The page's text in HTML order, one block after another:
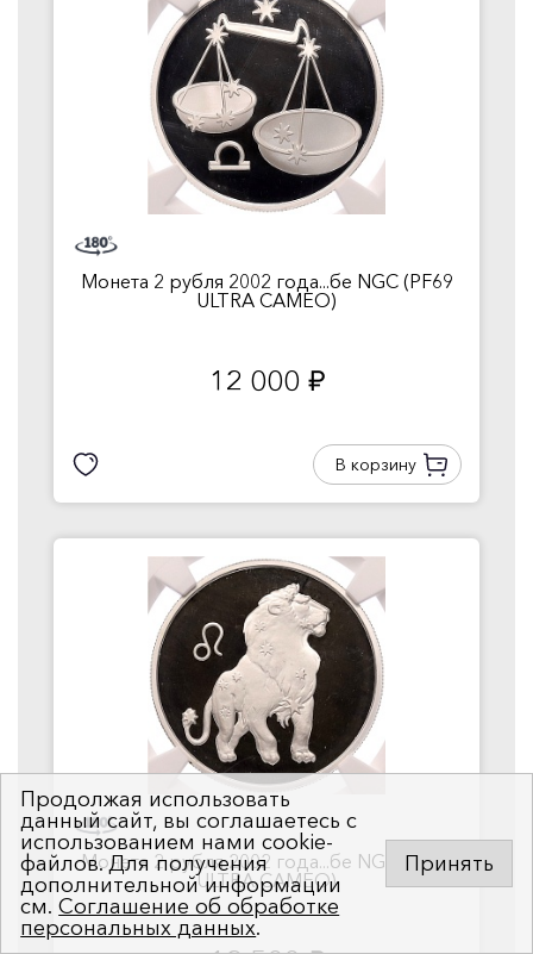
Монета 2 рубля 2002 года...бе NGC (PF69
ULTRA CAMEO)
12 000 руб.
В корзину
Монета 2 рубля 2002 года...бе NGC (PF68
ULTRA CAMEO)
Продолжая использовать
данный сайт, вы соглашаетесь с
использованием нами cookie-
файлов. Для получения
дополнительной информации
см.Соглашение об обработке
персональных данных.
Принять